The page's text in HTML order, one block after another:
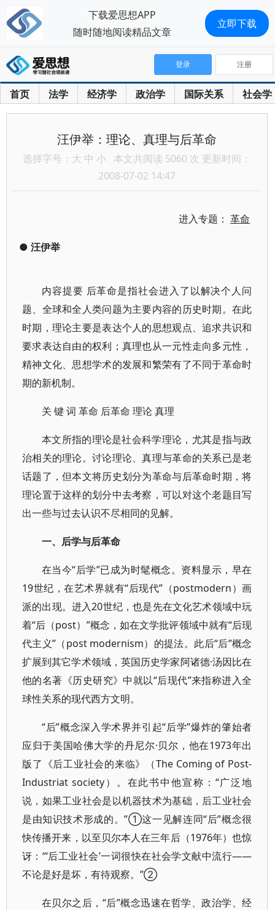
首页 法学 经济学 政治学 国际关系 社会学
登录 注册
汪伊举：理论、真理与后革命
选择字号： 大 中 小 本文共阅读 5060 次 更新时间：
2008-07-02 14:47
进入专题：革命
● 汪伊举
内容提要 后革命是指社会进入了以解决个人问
题、全球和全人类问题为主要内容的历史时期。在此
时期，理论主要是表达个人的思想观点、追求共识和
要求表达自由的权利；真理也从一元性走向多元性，
精神文化、思想学术的发展和繁荣有了不同于革命时
期的新机制。
关 键 词 革命 后革命 理论 真理
本文所指的理论是社会科学理论，尤其是指与政
治相关的理论。讨论理论、真理与革命的关系已是老
话题了，但本文将历史划分为革命与后革命时期，将
理论置于这样的划分中去考察，可以对这个老题目写
出一些与过去认识不尽相同的见解。
一、后学与后革命
在当今“后学”已成为时髦概念。资料显示，早在
19世纪，在艺术界就有“后现代”（postmodern）画
派的出现。进入20世纪，也是先在文化艺术领域中玩
着“后（post）”概念，如在文学批评领域中就有“后现
代主义”（post modernism）的提法。此后“后”概念
扩展到其它学术领域，英国历史学家阿诸德·汤因比在
他的名著《历史研究》中就以“后现代”来指称进入全
球性关系的现代西方文明。
“后”概念深入学术界并引起“后学”爆炸的肇始者
应归于美国哈佛大学的丹尼尔·贝尔，他在1973年出
版了《后工业社会的来临》（The Coming of Post-
Industriat society）。在此书中他宣称：“广泛地
说，如果工业社会是以机器技术为基础，后工业社会
是由知识技术形成的。”①这一见解连同“后”概念很
快传播开来，以至贝尔本人在三年后（1976年）也惊
讶：“‘后工业社会’一词很快在社会学文献中流行——
不论是好是坏，有待观察。”②
在贝尔之后，“后”概念迅速在哲学、政治学、经
下载爱思想APP
随时随地阅读精品文章
立即下载